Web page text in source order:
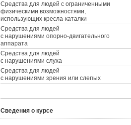
Средства для людей с ограниченными
физическими возможностями,
использующих кресла-каталки
Средства для людей
с нарушениями опорно-двигательного
аппарата
Средства для людей
с нарушениями слуха
Средства для людей
с нарушениями зрения или слепых
Сведения о курсе